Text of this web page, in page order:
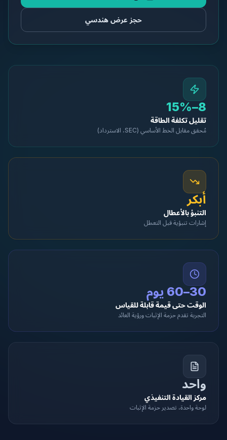
حجز عرض هندسي
8–15%
تقليل تكلفة الطاقة
مُحقق مقابل الخط الأساسي (SEC، الاسترداد)
أبكر
التنبؤ بالأعطال
إشارات تنبؤية قبل التعطل
30–60 يوم
الوقت حتى قيمة قابلة للقياس
التجربة تقدم حزمة الإثبات ورؤية العائد
واحد
مركز القيادة التنفيذي
لوحة واحدة، تصدير حزمة الإثبات